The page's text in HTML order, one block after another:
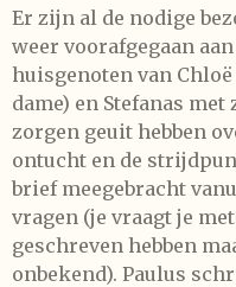
Er zijn al de nodige
weer voorafgegaan
huisgenoten van
dame) en Stefanas
zorgen geuit hebben
ontucht en de
brief meegebracht
vragen (je vraagt je
geschreven hebben
onbekend). Paulus